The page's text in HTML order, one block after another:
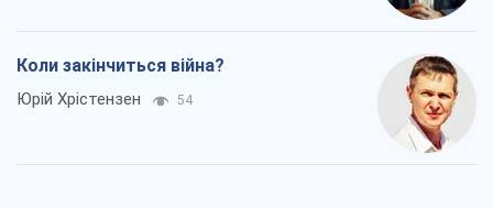
Коли закінчиться війна?
Юрій Хрістензен 54